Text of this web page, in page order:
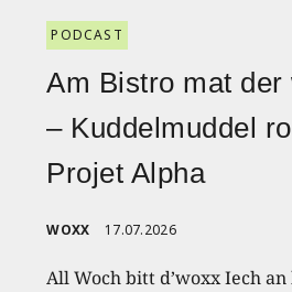
PODCAST
Am Bistro mat der
– Kuddelmuddel
Projet Alpha
WOXX 17.07.2026
All Woch bitt d’woxx Iech